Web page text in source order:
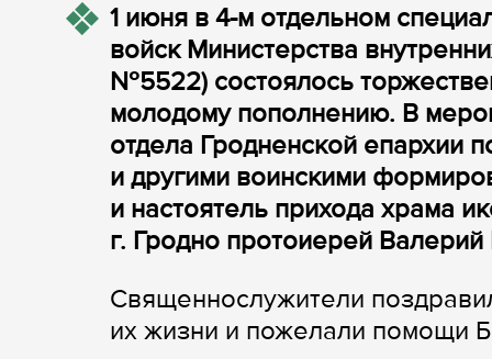
1 июня в 4-м отдельном
войск Министерства
№5522) состоялось
молодому пополнению. В
отдела Гродненской епархии
и другими воинскими
и настоятель прихода храма
г. Гродно протоиерей
Священнослужители
их жизни и пожелали помощи